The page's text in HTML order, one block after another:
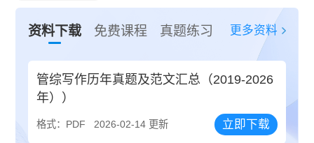
资料下载 免费课程 真题练习 更多资料
管综写作历年真题及范文汇总（2019-2026
年））
格式：PDF 2026-02-14 更新 立即下载